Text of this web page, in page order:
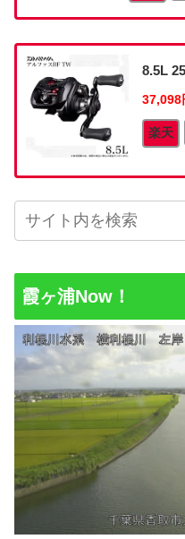
8.5L
37,098
楽天
霞ヶ浦Now！